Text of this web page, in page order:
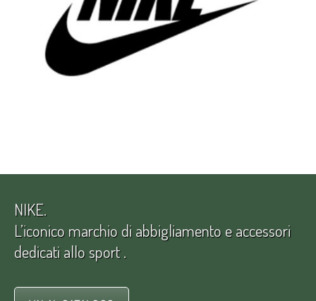
NIKE.
L’iconico marchio di abbigliamento e accessori
dedicati allo sport .